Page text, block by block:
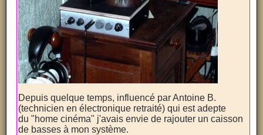
Depuis quelque temps, influencé par Antoine B.
(technicien en électronique retraité) qui est adepte
du "home cinéma" j'avais envie de rajouter un caisson
de basses à mon système.